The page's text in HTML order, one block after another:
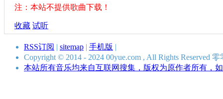
注：本站不提供歌曲下载！
收藏 试听
RSS订阅 | sitemap | 手机版 |
Copyright © 2014 - 2024 00yue.com , All Rights Reserved
本站所有音乐均来自互联网搜集，版权为原作者所有，